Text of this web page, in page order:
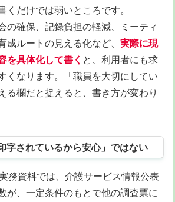
くだけでは弱いところです。
の確保、記録負担の軽減、ミーティ
成ルートの見える化など、 実際に現
を具体化して書く と、利用者にも求
くなります。「職員を大切にしてい
る欄だと捉えると、書き方が変わり
字されているから安心」ではない
務資料では、介護サービス情報公表
が、一定条件のもとで他の調査票に